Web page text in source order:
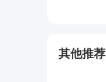
其他推荐